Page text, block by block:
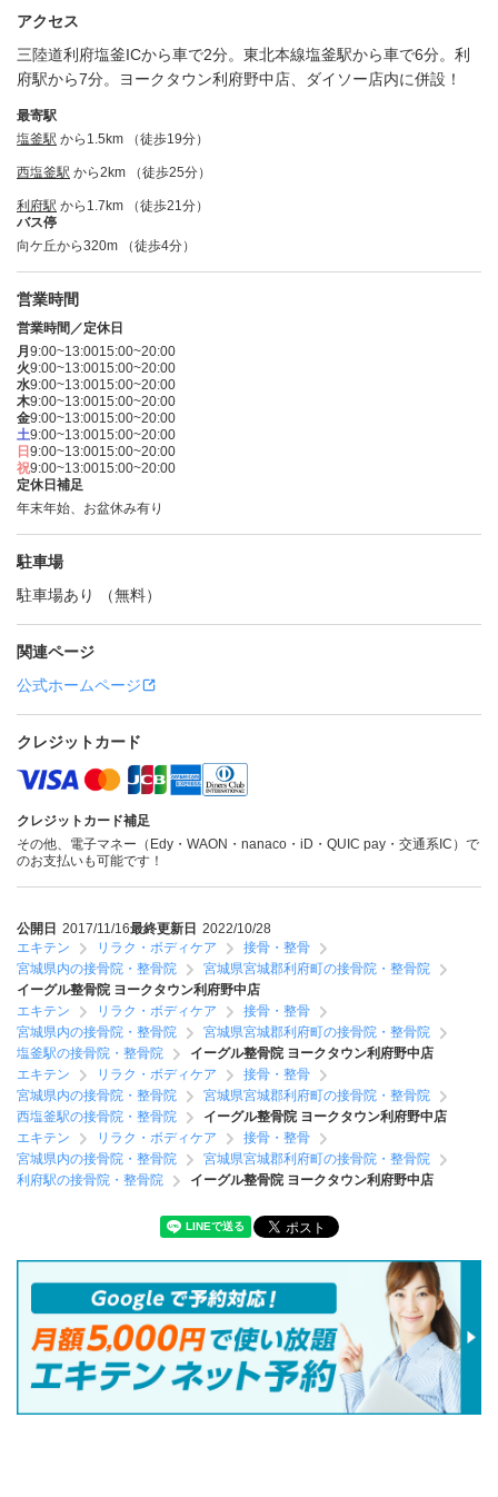
アクセス
三陸道利府塩釜ICから車で2分。東北本線塩釜駅から車で6分。利
府駅から7分。ヨークタウン利府野中店、ダイソー店内に併設！
最寄駅
塩釜駅 から1.5km （徒歩19分）
西塩釜駅 から2km （徒歩25分）
利府駅 から1.7km （徒歩21分）
バス停
向ケ丘から320m （徒歩4分）
営業時間
営業時間／定休日
月 9:00~13:0015:00~20:00
火9:00~13:0015:00~20:00
水9:00~13:0015:00~20:00
木9:00~13:0015:00~20:00
金9:00~13:0015:00~20:00
土9:00~13:0015:00~20:00
日 9:00~13:0015:00~20:00
祝9:00~13:0015:00~20:00
定休日補足
年末年始、お盆休み有り
駐車場
駐車場あり （無料）
関連ページ
公式ホームページ
クレジットカード
クレジットカード補足
その他、電子マネー（Edy・WAON・nanaco・iD・QUIC pay・交通系IC）で
のお支払いも可能です！
公開日 2017/11/16最終更新日 2022/10/28
エキテン
リラク・ボディケア
接骨・整骨
宮城県内の接骨院・整骨院
宮城県宮城郡利府町の接骨院・整骨院
イーグル整骨院 ヨークタウン利府野中店
エキテン
リラク・ボディケア
接骨・整骨
宮城県内の接骨院・整骨院
宮城県宮城郡利府町の接骨院・整骨院
塩釜駅の接骨院・整骨院
イーグル整骨院 ヨークタウン利府野中店
エキテン
リラク・ボディケア
接骨・整骨
宮城県内の接骨院・整骨院
宮城県宮城郡利府町の接骨院・整骨院
西塩釜駅の接骨院・整骨院
イーグル整骨院 ヨークタウン利府野中店
エキテン
リラク・ボディケア
接骨・整骨
宮城県内の接骨院・整骨院
宮城県宮城郡利府町の接骨院・整骨院
利府駅の接骨院・整骨院
イーグル整骨院 ヨークタウン利府野中店